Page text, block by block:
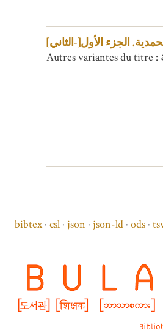
الجزء الأول[-الثاني]
bibtex csl json json-ld ods